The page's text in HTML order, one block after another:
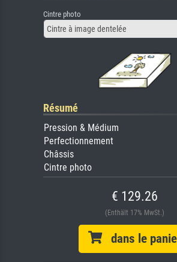
Cintre photo
Cintre à image dentelée
Résumé
Pression & Médium
Perfectionnement
Châssis
Cintre photo
€ 129.26
(Enthält 17% MwSt.)
dans le